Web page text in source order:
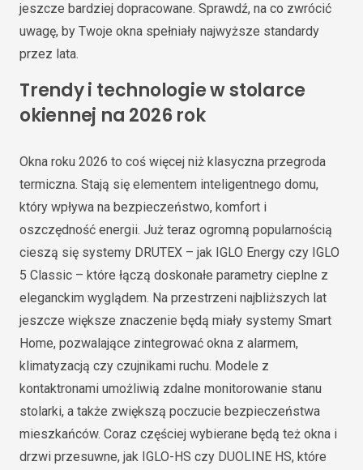
jeszcze bardziej dopracowane. Sprawdź, na co zwrócić
uwagę, by Twoje okna spełniały najwyższe standardy
przez lata.
Trendy i technologie w stolarce
okiennej na 2026 rok
Okna roku 2026 to coś więcej niż klasyczna przegroda
termiczna. Stają się elementem inteligentnego domu,
który wpływa na bezpieczeństwo, komfort i
oszczędność energii. Już teraz ogromną popularnością
cieszą się systemy DRUTEX – jak IGLO Energy czy IGLO
5 Classic – które łączą doskonałe parametry cieplne z
eleganckim wyglądem. Na przestrzeni najbliższych lat
jeszcze większe znaczenie będą miały systemy Smart
Home, pozwalające zintegrować okna z alarmem,
klimatyzacją czy czujnikami ruchu. Modele z
kontaktronami umożliwią zdalne monitorowanie stanu
stolarki, a także zwiększą poczucie bezpieczeństwa
mieszkańców. Coraz częściej wybierane będą też okna i
drzwi przesuwne, jak IGLO-HS czy DUOLINE HS, które